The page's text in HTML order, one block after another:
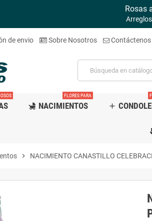
Rosas
de envio Sobre Nosotros Contáctenos
child_friendly NACIMIENTOS
FLORES PARA
add
chevron_right NACIMIENTO CANASTILLO